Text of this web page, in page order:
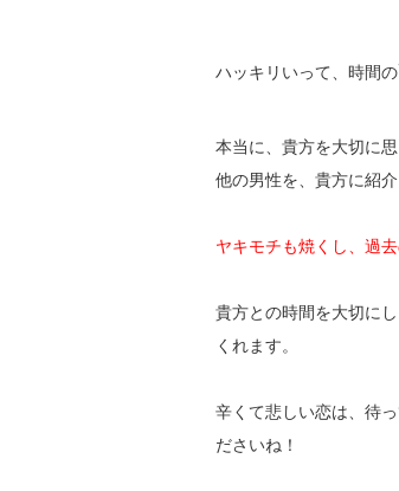
ハッキリいって、時間の
本当に、貴方を大切に思
他の男性を、貴方に紹介
ヤキモチも焼くし、過
貴方との時間を大切に
くれます。
辛くて悲しい恋は、待
ださいね！